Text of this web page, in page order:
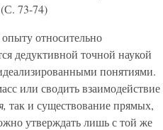
73-74)
относительно
дедуктивной точной наукой
понятиями.
или сводить взаимодействие
так и существование прямых,
утверждать лишь с той же